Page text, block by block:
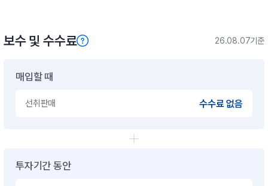
보수 및 수수료 26.08.07기준
매입할 때
선취판매 수수료 없음
투자기간 동안